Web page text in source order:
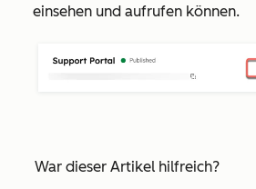
einsehen und aufrufen können.
War dieser Artikel hilfreich?